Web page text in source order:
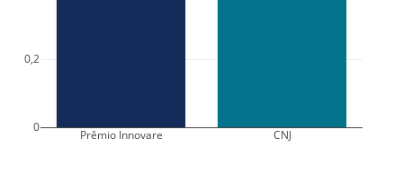
Prêmio Innovare CNJ
0
0,2